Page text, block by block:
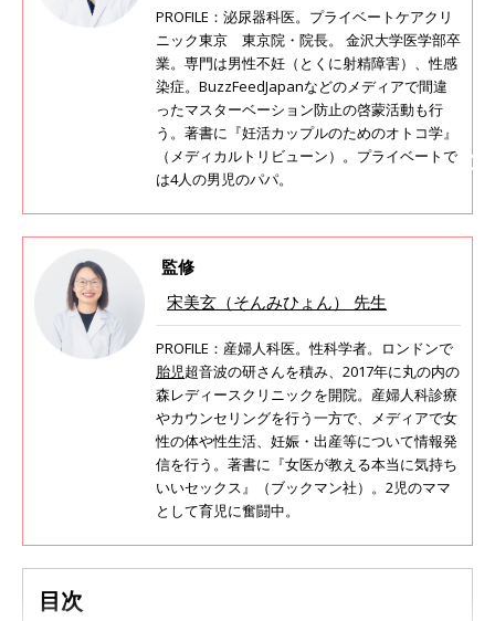
PROFILE：泌尿器科医。プライベートケアクリ
ニック東京 東京院・院長。 金沢大学医学部卒
業。専門は男性不妊（とくに射精障害）、性感
染症。BuzzFeedJapanなどのメディアで間違
ったマスターベーション防止の啓蒙活動も行
う。著書に『妊活カップルのためのオトコ学』
（メディカルトリビューン）。プライベートで
は4人の男児のパパ。
監修
宋美玄（そんみひょん） 先生
PROFILE：産婦人科医。性科学者。ロンドンで
胎児超音波の研さんを積み、2017年に丸の内の
森レディースクリニックを開院。産婦人科診療
やカウンセリングを行う一方で、メディアで女
性の体や性生活、妊娠・出産等について情報発
信を行う。著書に『女医が教える本当に気持ち
いいセックス』（ブックマン社）。2児のママ
として育児に奮闘中。
目次